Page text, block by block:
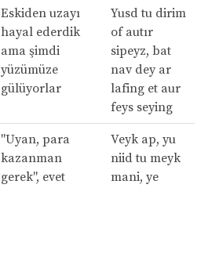
Eskiden uzayı
hayal ederdik
ama şimdi
yüzümüze
gülüyorlar
Yusd tu dirim
of autır
sipeyz, bat
nav dey ar
lafing et aur
feys seying
"Uyan, para
kazanman
gerek", evet
Veyk ap, yu
niid tu meyk
mani, ye